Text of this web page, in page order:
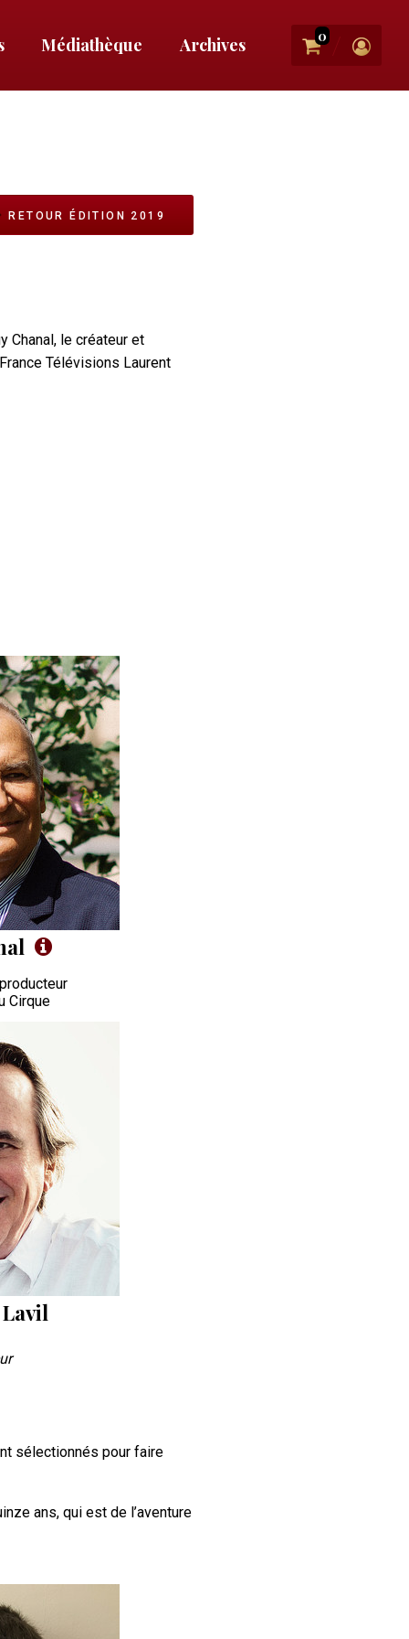
Médiathèque Archives 0
RETOUR ÉDITION 2019
Chanal, le créateur et
Télévisions Laurent
Cirque
sélectionnés pour faire
ans, qui est de l’aventure